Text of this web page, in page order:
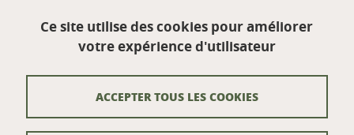
+33 (0)4 57 04 10 55
designfactory-contact@univ-grenoble-alpes.fr
Nos actualités
Contact
Ce site utilise des cookies pour améliorer
votre expérience d'utilisateur
ACCEPTER TOUS LES COOKIES